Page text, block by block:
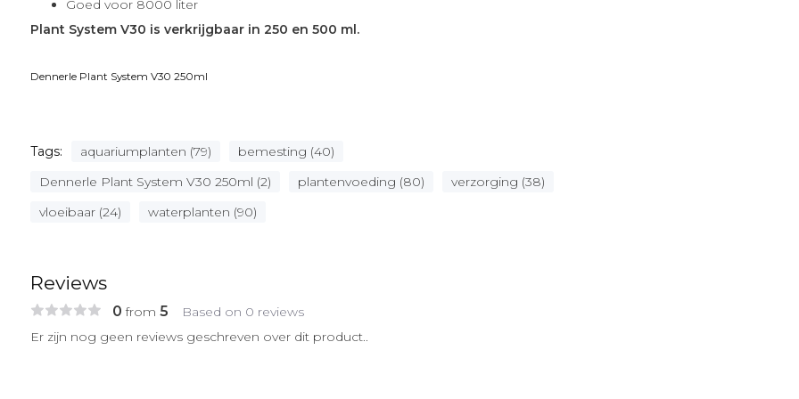
Goed voor 8000 liter
Plant System V30 is verkrijgbaar in 250 en 500 ml.
Dennerle Plant System V30 250ml
Tags: aquariumplanten (79)
bemesting (40)
Dennerle Plant System V30 250ml (2)
plantenvoeding (80)
verzorging (38)
vloeibaar (24)
waterplanten (90)
Reviews
0 from 5 Based on 0 reviews
Er zijn nog geen reviews geschreven over dit product..